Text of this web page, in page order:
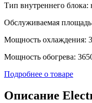
Тип внутреннего блока:
Обслуживаемая
Мощность охлаждения:
Мощность обогрева:
Подробнее о товаре
Описание